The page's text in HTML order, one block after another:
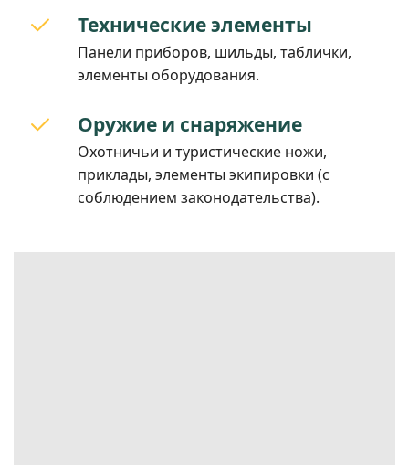
Технические элементы
Панели приборов, шильды, таблички,
элементы оборудования.
Оружие и снаряжение
Охотничьи и туристические ножи,
приклады, элементы экипировки (с
соблюдением законодательства).